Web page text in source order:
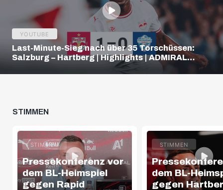
YOUTUBE
Last-Minute-Sieg nach über 35 Torschüssen:
Salzburg – Hartberg | Highlights | ADMIRAL
STIMMEN
STIMMEN
Pressekonferenz vor
dem BL-Heimspiel
gegen Rapid
STIMMEN
dem BL-
gegen